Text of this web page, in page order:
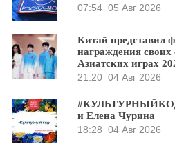
07:54 05 Авг 2026
Китай представил
награждения своих
Азиатских играх
21:20 04 Авг 2026
и Елена Чурина
18:28 04 Авг 2026